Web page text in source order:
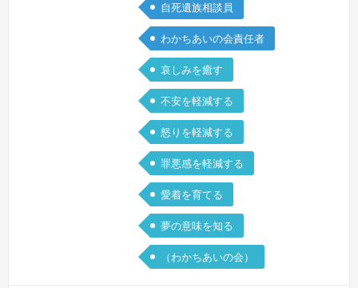
せていただきます。まとまらなくても、
… 続きを見る »
自死遺族相談員
わかちあいの会責任者
哀しみを癒す
不安を軽減する
怒りを軽減する
罪悪感を軽減する
愛着を育てる
夢の意味を知る
（わかちあいの会）